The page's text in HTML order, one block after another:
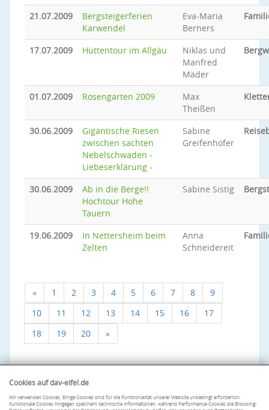
21.07.2009
Bergsteigerferien
Karwendel
Eva-Maria
Berners
17.07.2009 Hüttentour im Allgäu
Niklas und
Manfred
Mäder
01.07.2009 Rosengarten 2009
Max
Theißen
30.06.2009
Gigantische Riesen
zwischen sachten
Nebelschwaden -
Liebeserklärung -
Sabine
Greifenhofer
30.06.2009
Ab in die Berge!!
Hochtour Hohe
Tauern
Sabine Sistig
19.06.2009
In Nettersheim beim
Zelten
Anna
Schneidereit
« 1 2 3 4 5 6 7 8
9
10
11 12 13 14 15 16
17
18
19 20 »
Cookies auf dav-eifel.de
Wir verwenden Cookies. Einige Cookies sind für die Funktionalität unserer Website unbedingt erforderlich.
Funktionale Cookies hingegen speichern technische Informationen, während Performance-Cookies die Browsing-